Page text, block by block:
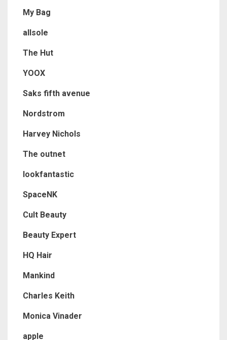
My Bag
allsole
The Hut
YOOX
Saks fifth avenue
Nordstrom
Harvey Nichols
The outnet
lookfantastic
SpaceNK
Cult Beauty
Beauty Expert
HQ Hair
Mankind
Charles Keith
Monica Vinader
apple